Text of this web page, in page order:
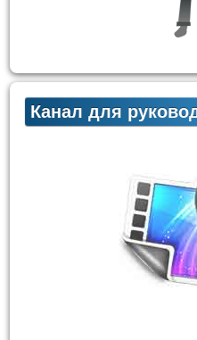
Канал для